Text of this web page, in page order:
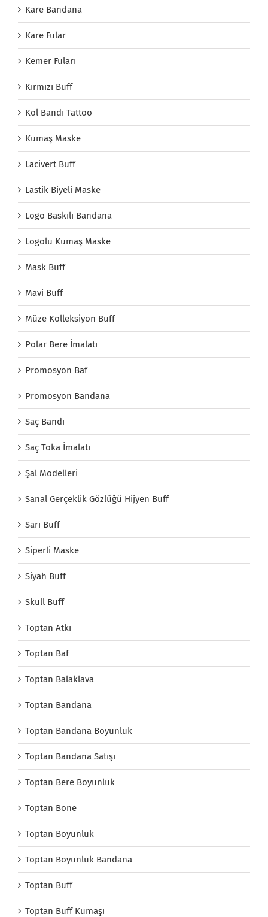
Kare Bandana
Kare Fular
Kemer Fuları
Kırmızı Buff
Kol Bandı Tattoo
Kumaş Maske
Lacivert Buff
Lastik Biyeli Maske
Logo Baskılı Bandana
Logolu Kumaş Maske
Mask Buff
Mavi Buff
Müze Kolleksiyon Buff
Polar Bere İmalatı
Promosyon Baf
Promosyon Bandana
Saç Bandı
Saç Toka İmalatı
Şal Modelleri
Sanal Gerçeklik Gözlüğü Hijyen Buff
Sarı Buff
Siperli Maske
Siyah Buff
Skull Buff
Toptan Atkı
Toptan Baf
Toptan Balaklava
Toptan Bandana
Toptan Bandana Boyunluk
Toptan Bandana Satışı
Toptan Bere Boyunluk
Toptan Bone
Toptan Boyunluk
Toptan Boyunluk Bandana
Toptan Buff
Toptan Buff Kumaşı